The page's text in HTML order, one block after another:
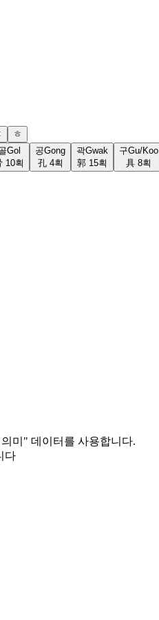
ㅎ
Gol
10획
공Gong
孔 4획
곽Gwak
郭 15획
구Gu/Koo
具 8획
미" 데이터를 사용합니다.
다